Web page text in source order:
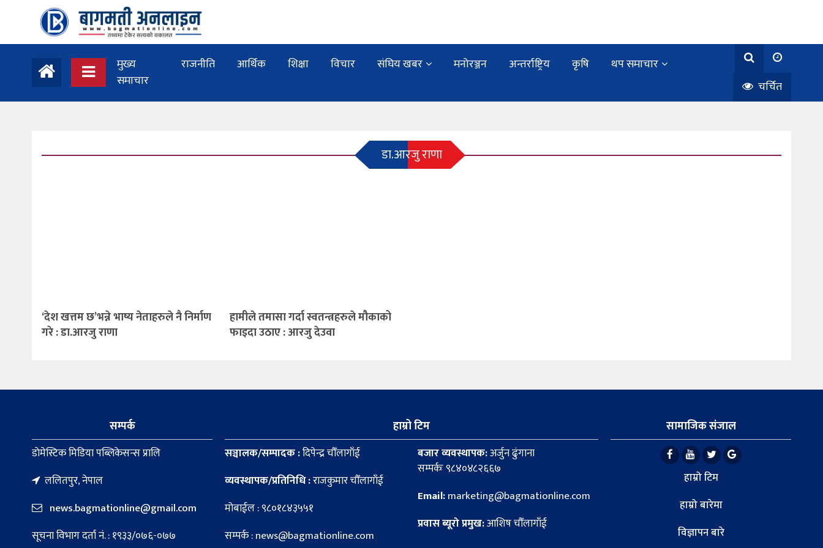
मुख्य
समाचार
राजनीति आर्थिक शिक्षा विचार संघिय खबर मनोरञ्जन अन्तर्राष्ट्रिय कृषि
थप समाचार
चर्चित
डा.आरजु राणा
‘देश खत्तम छ’भन्ने भाष्य नेताहरुले नै निर्माण
गरे : डा.आरजु राणा
हामीले तमासा गर्दा स्वतन्त्रहरुले मौकाको
फाइदा उठाए : आरजु देउवा
सम्पर्क
डाेमेस्टिक मिडिया पब्लिकेसन्स प्रालि
ललितपुर, नेपाल
news.bagmationline@gmail.com
सूचना विभाग दर्ता नं. : १९३३/०७६-०७७
हाम्रो टिम
सञ्चालक/सम्पादक :दिपेन्द्र चौँलागाँई
व्यवस्थापक/प्रतिनिधि :राजकुमार चौँलागाँई
मोबाईल : ९८०१८४३५५१
सम्पर्क : news@bagmationline.com
बजार व्यवस्थापक:अर्जुन ढुंगाना
सम्पर्कः ९८४०४८२६६७
Email:marketing@bagmationline.com
प्रवास ब्यूरो प्रमुख:आशिष चौँलागाँई
सामाजिक संजाल
हाम्रो टिम
हाम्रो बारेमा
विज्ञापन बारे